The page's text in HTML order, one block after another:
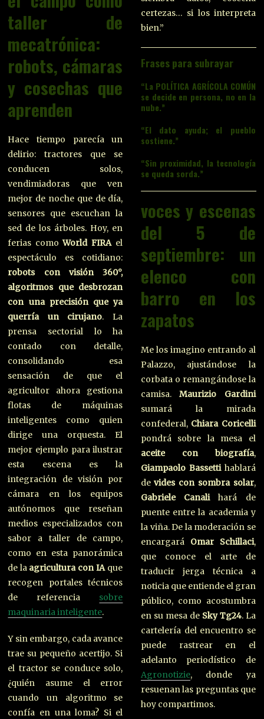
taller de
mecatrónica:
robots, cámaras
y cosechas que
aprenden
Hace tiempo parecía un
delirio: tractores que se
conducen solos,
vendimiadoras que ven
mejor de noche que de día,
sensores que escuchan la
sed de los árboles. Hoy, en
ferias comoWorld FIRAel
espectáculo es cotidiano:
robots con visión 360°,
algoritmos que desbrozan
con una precisión que ya
querría un cirujano. La
prensa sectorial lo ha
contado con detalle,
consolidando esa
sensación de que el
agricultor ahora gestiona
flotas de máquinas
inteligentes como quien
dirige una orquesta. El
mejor ejemplo para ilustrar
esta escena es la
integración de visión por
cámara en los equipos
autónomos que reseñan
medios especializados con
sabor a taller de campo,
como en esta panorámica
de la agricultura con IAque
recogen portales técnicos
de referencia sobre
maquinaria inteligente.
Y sin embargo, cada avance
trae su pequeño acertijo. Si
el tractor se conduce solo,
¿quién asume el error
cuando un algoritmo se
confía en una loma? Si el
certezas… si los interpreta
bien.”
Frases para subrayar
“La POLÍTICA AGRÍCOLA COMÚN
se decide en persona, no en la
nube.”
“El dato ayuda; el pueblo
sostiene.”
“Sin proximidad, la tecnología
se queda sorda.”
voces y escenas
del 5 de
septiembre: un
elenco con
barro en los
zapatos
Me los imagino entrando al
Palazzo, ajustándose la
corbata o remangándose la
camisa. Maurizio Gardini
sumará la mirada
confederal, Chiara Coricelli
pondrá sobre la mesa el
aceite con biografía,
Giampaolo Bassettihablará
de vides con sombra solar,
Gabriele Canalihará de
puente entre la academia y
la viña. De la moderación se
encargará Omar Schillaci,
que conoce el arte de
traducir jerga técnica a
noticia que entiende el gran
público, como acostumbra
en su mesa de Sky Tg24. La
cartelería del encuentro se
puede rastrear en el
adelanto periodístico de
Agronotizie, donde ya
resuenan las preguntas que
hoy compartimos.